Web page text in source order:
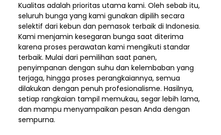
Kualitas adalah prioritas utama kami. Oleh sebab itu,
seluruh bunga yang kami gunakan dipilih secara
selektif dari kebun dan pemasok terbaik di Indonesia.
Kami menjamin kesegaran bunga saat diterima
karena proses perawatan kami mengikuti standar
terbaik. Mulai dari pemilihan saat panen,
penyimpanan dengan suhu dan kelembaban yang
terjaga, hingga proses perangkaiannya, semua
dilakukan dengan penuh profesionalisme. Hasilnya,
setiap rangkaian tampil memukau, segar lebih lama,
dan mampu menyampaikan pesan Anda dengan
sempurna.